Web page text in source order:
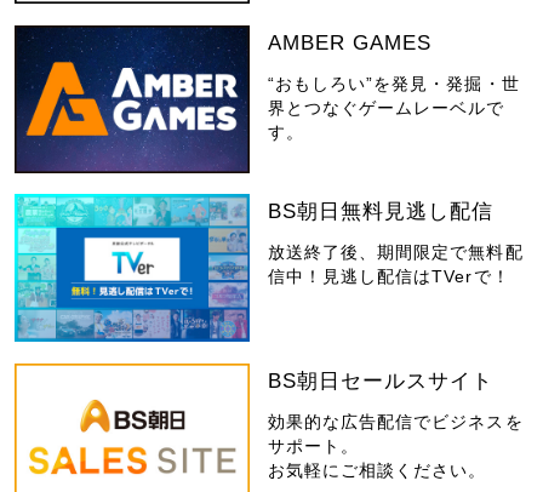
AMBER GAMES
“おもしろい”を発見・発掘・世
界とつなぐゲームレーベルで
す。
BS朝日無料見逃し配信
放送終了後、期間限定で無料配
信中！見逃し配信はTVerで！
BS朝日セールスサイト
効果的な広告配信でビジネスを
サポート。
お気軽にご相談ください。